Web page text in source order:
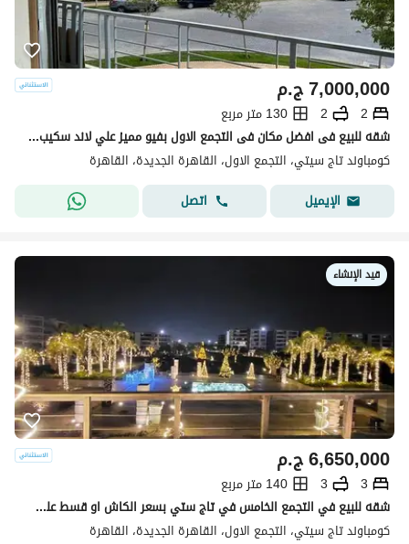
ج.م7,000,000
2
2
130 متر مربع
شقه للبيع فى افضل مكان فى التجمع الاول بفيو مميز علي لاند سكيب بتقسيط علي 12 سنه
كومباوند تاج سيتي، التجمع الاول، القاهرة الجديدة، القاهرة
الإيميل
اتصل
قيد الإنشاء
ج.م6,650,000
3
3
140 متر مربع
شقه للبيع في التجمع الخامس في تاج ستي بسعر الكاش او قسط علي 12 سنه دفع بدون مقدم 0% مع شركه مدينه مصر | القاهره الجديدة | taj cit
كومباوند تاج سيتي، التجمع الاول، القاهرة الجديدة، القاهرة